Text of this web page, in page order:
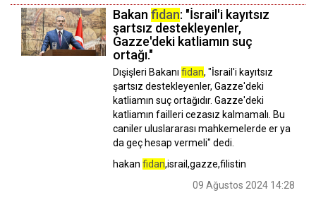
Bakan fidan: "İsrail'i kayıtsız
şartsız destekleyenler,
Gazze'deki katliamın suç
ortağı."
Dışişleri Bakanı fidan, "İsrail'i kayıtsız
şartsız destekleyenler, Gazze'deki
katliamın suç ortağıdır. Gazze'deki
katliamın failleri cezasız kalmamalı. Bu
caniler uluslararası mahkemelerde er ya
da geç hesap vermeli" dedi.
hakan fidan,israil,gazze,filistin
09 Ağustos 2024 14:28